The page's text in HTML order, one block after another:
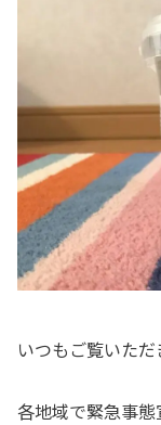
いつもご覧いた
各地域で緊急事